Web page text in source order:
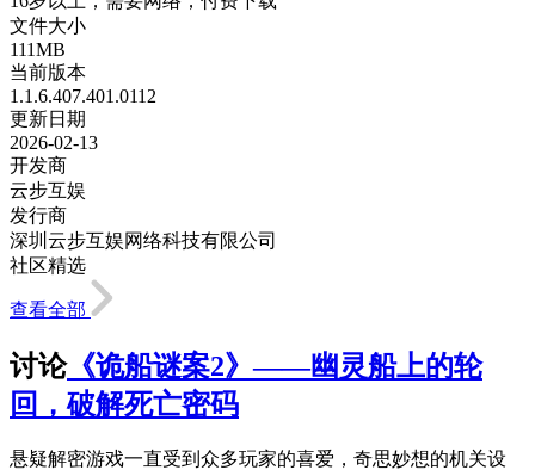
文件大小
111MB
当前版本
1.1.6.407.401.0112
更新日期
2026-02-13
开发商
云步互娱
发行商
深圳云步互娱网络科技有限公司
社区精选
查看全部
讨论《诡船谜案2》——幽灵船上的轮
回，破解死亡密码
悬疑解密游戏一直受到众多玩家的喜爱，奇思妙想的机关设